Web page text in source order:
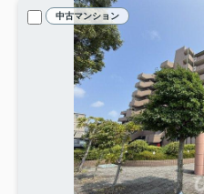
中古マンション